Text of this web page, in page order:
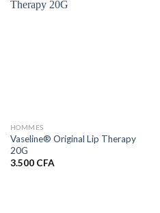
HOMMES
Vaseline® Original Lip Therapy
20G
3.500 CFA